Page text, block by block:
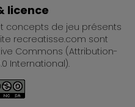
licence
concepts de jeu présents
recreatisse.com sont
Commons (Attribution-
International).